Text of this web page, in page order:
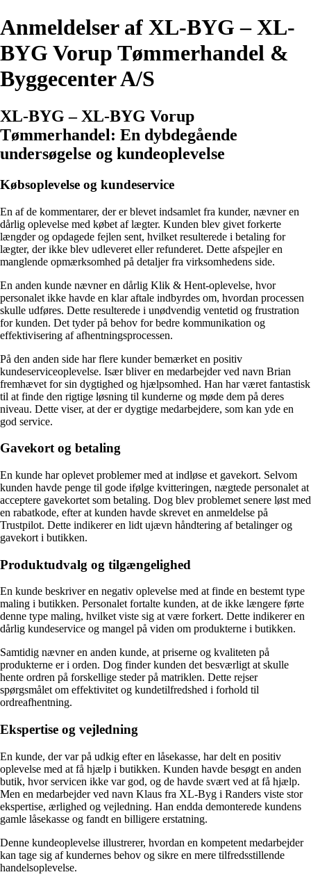
Anmeldelser af XL-BYG – XL-
BYG Vorup Tømmerhandel &
Byggecenter A/S
XL-BYG – XL-BYG Vorup
Tømmerhandel: En dybdegående
undersøgelse og kundeoplevelse
Købsoplevelse og kundeservice
En af de kommentarer, der er blevet indsamlet fra kunder, nævner en
dårlig oplevelse med købet af lægter. Kunden blev givet forkerte
længder og opdagede fejlen sent, hvilket resulterede i betaling for
lægter, der ikke blev udleveret eller refunderet. Dette afspejler en
manglende opmærksomhed på detaljer fra virksomhedens side.
En anden kunde nævner en dårlig Klik & Hent-oplevelse, hvor
personalet ikke havde en klar aftale indbyrdes om, hvordan processen
skulle udføres. Dette resulterede i unødvendig ventetid og frustration
for kunden. Det tyder på behov for bedre kommunikation og
effektivisering af afhentningsprocessen.
På den anden side har flere kunder bemærket en positiv
kundeserviceoplevelse. Især bliver en medarbejder ved navn Brian
fremhævet for sin dygtighed og hjælpsomhed. Han har været fantastisk
til at finde den rigtige løsning til kunderne og møde dem på deres
niveau. Dette viser, at der er dygtige medarbejdere, som kan yde en
god service.
Gavekort og betaling
En kunde har oplevet problemer med at indløse et gavekort. Selvom
kunden havde penge til gode ifølge kvitteringen, nægtede personalet at
acceptere gavekortet som betaling. Dog blev problemet senere løst med
en rabatkode, efter at kunden havde skrevet en anmeldelse på
Trustpilot. Dette indikerer en lidt ujævn håndtering af betalinger og
gavekort i butikken.
Produktudvalg og tilgængelighed
En kunde beskriver en negativ oplevelse med at finde en bestemt type
maling i butikken. Personalet fortalte kunden, at de ikke længere førte
denne type maling, hvilket viste sig at være forkert. Dette indikerer en
dårlig kundeservice og mangel på viden om produkterne i butikken.
Samtidig nævner en anden kunde, at priserne og kvaliteten på
produkterne er i orden. Dog finder kunden det besværligt at skulle
hente ordren på forskellige steder på matriklen. Dette rejser
spørgsmålet om effektivitet og kundetilfredshed i forhold til
ordreafhentning.
Ekspertise og vejledning
En kunde, der var på udkig efter en låsekasse, har delt en positiv
oplevelse med at få hjælp i butikken. Kunden havde besøgt en anden
butik, hvor servicen ikke var god, og de havde svært ved at få hjælp.
Men en medarbejder ved navn Klaus fra XL-Byg i Randers viste stor
ekspertise, ærlighed og vejledning. Han endda demonterede kundens
gamle låsekasse og fandt en billigere erstatning.
Denne kundeoplevelse illustrerer, hvordan en kompetent medarbejder
kan tage sig af kundernes behov og sikre en mere tilfredsstillende
handelsoplevelse.